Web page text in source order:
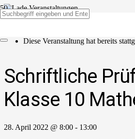
Diese Veranstaltung hat bereits
Schriftliche
Klasse 10
28. April 2022 @ 8:00 - 13:00